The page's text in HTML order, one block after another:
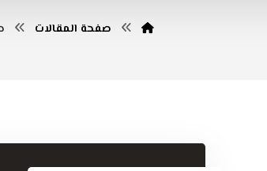
صفحة المقالات